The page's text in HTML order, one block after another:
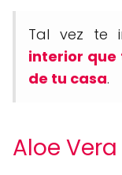
Tal vez te
interior que
de tu casa.
Aloe Vera